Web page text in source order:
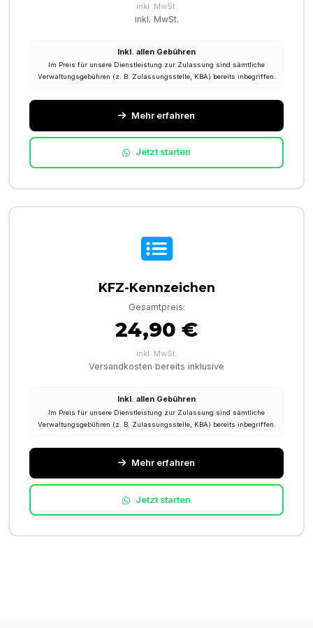
inkl. MwSt.
inkl. MwSt.
Inkl. allen Gebühren
Im Preis für unsere Dienstleistung zur Zulassung sind sämtliche
Verwaltungsgebühren (z. B. Zulassungsstelle, KBA) bereits inbegriffen.
Mehr erfahren
Jetzt starten
KFZ-Kennzeichen
Gesamtpreis:
24,90 €
inkl. MwSt.
Versandkosten bereits inklusive
Inkl. allen Gebühren
Im Preis für unsere Dienstleistung zur Zulassung sind sämtliche
Verwaltungsgebühren (z. B. Zulassungsstelle, KBA) bereits inbegriffen.
Mehr erfahren
Jetzt starten